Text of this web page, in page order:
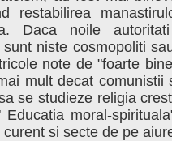
restabilirea
Daca noile
niste cosmopoliti
note de "foarte
mult decat comunistii
se studieze religia
moral-
si secte de pe